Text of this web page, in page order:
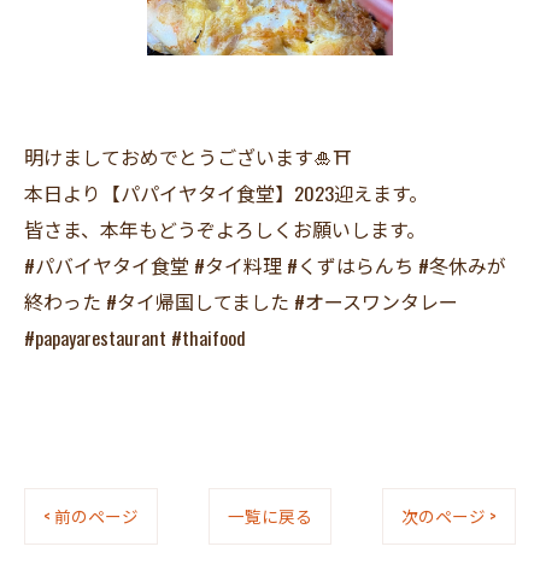
明けましておめでとうございます🎍⛩
本日より【パパイヤタイ食堂】2023迎えます。
皆さま、本年もどうぞよろしくお願いします。
#パバイヤタイ食堂 #タイ料理 #くずはらんち #冬休みが
終わった #タイ帰国してました #オースワンタレー
#papayarestaurant #thaifood
< 前のページ 一覧に戻る 次のページ >